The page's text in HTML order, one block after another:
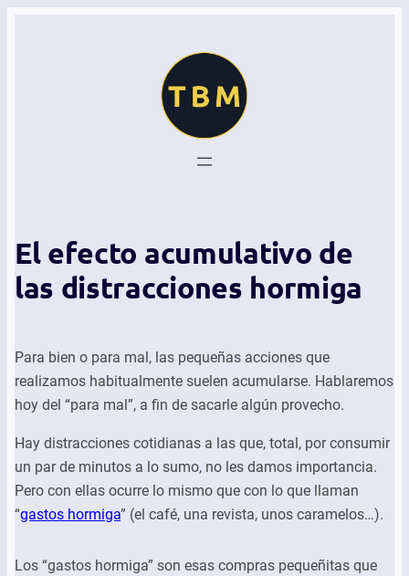
El efecto acumulativo de
las distracciones hormiga
Para bien o para mal, las pequeñas acciones que
realizamos habitualmente suelen acumularse. Hablaremos
hoy del “para mal”, a fin de sacarle algún provecho.
Hay distracciones cotidianas a las que, total, por consumir
un par de minutos a lo sumo, no les damos importancia.
Pero con ellas ocurre lo mismo que con lo que llaman
“gastos hormiga” (el café, una revista, unos caramelos…).
Los “gastos hormiga” son esas compras pequeñitas que